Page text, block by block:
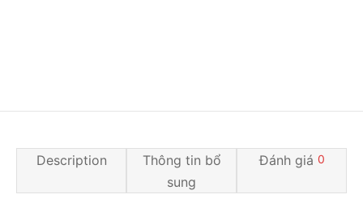
Description
Thông tin bổ
sung
Đánh giá 0